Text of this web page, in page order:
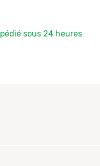
sous 24 heures